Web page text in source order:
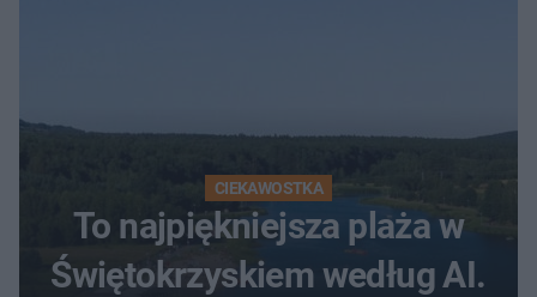
CIEKAWOSTKA
To najpiękniejsza plaża w
Świętokrzyskiem według AI.